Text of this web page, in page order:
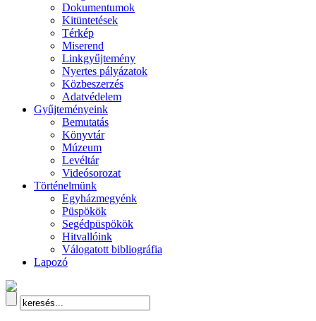
Dokumentumok
Kitüntetések
Térkép
Miserend
Linkgyűjtemény
Nyertes pályázatok
Közbeszerzés
Adatvédelem
Gyűjteményeink
Bemutatás
Könyvtár
Múzeum
Levéltár
Videósorozat
Történelmünk
Egyházmegyénk
Püspökök
Segédpüspökök
Hitvallóink
Válogatott bibliográfia
Lapozó